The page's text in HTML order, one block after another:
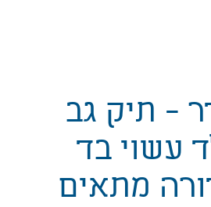
- תיק גב
עשוי בד
מתאים